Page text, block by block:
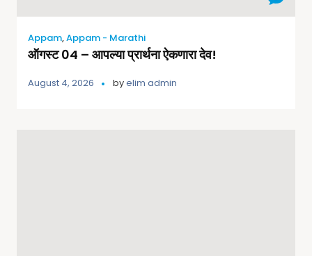
Appam,Appam - Marathi
ऑगस्ट 04 – आपल्या प्रार्थना ऐकणारा देव!
August 4, 2026 byelim admin